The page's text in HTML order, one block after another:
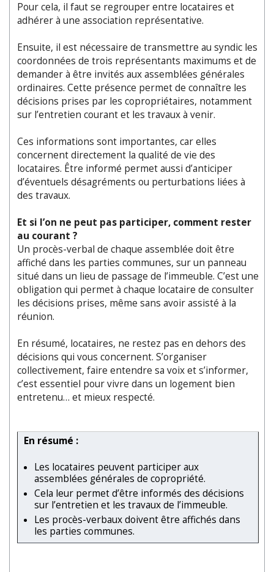
Pour cela, il faut se regrouper entre locataires et
adhérer à une association représentative.
Ensuite, il est nécessaire de transmettre au syndic les
coordonnées de trois représentants maximums et de
demander à être invités aux assemblées générales
ordinaires. Cette présence permet de connaître les
décisions prises par les copropriétaires, notamment
sur l’entretien courant et les travaux à venir.
Ces informations sont importantes, car elles
concernent directement la qualité de vie des
locataires. Être informé permet aussi d’anticiper
d’éventuels désagréments ou perturbations liées à
des travaux.
Et si l’on ne peut pas participer, comment rester
au courant ?
Un procès-verbal de chaque assemblée doit être
affiché dans les parties communes, sur un panneau
situé dans un lieu de passage de l’immeuble. C’est une
obligation qui permet à chaque locataire de consulter
les décisions prises, même sans avoir assisté à la
réunion.
En résumé, locataires, ne restez pas en dehors des
décisions qui vous concernent. S’organiser
collectivement, faire entendre sa voix et s’informer,
c’est essentiel pour vivre dans un logement bien
entretenu… et mieux respecté.
En résumé :
Les locataires peuvent participer aux
assemblées générales de copropriété.
Cela leur permet d’être informés des décisions
sur l’entretien et les travaux de l’immeuble.
Les procès-verbaux doivent être affichés dans
les parties communes.